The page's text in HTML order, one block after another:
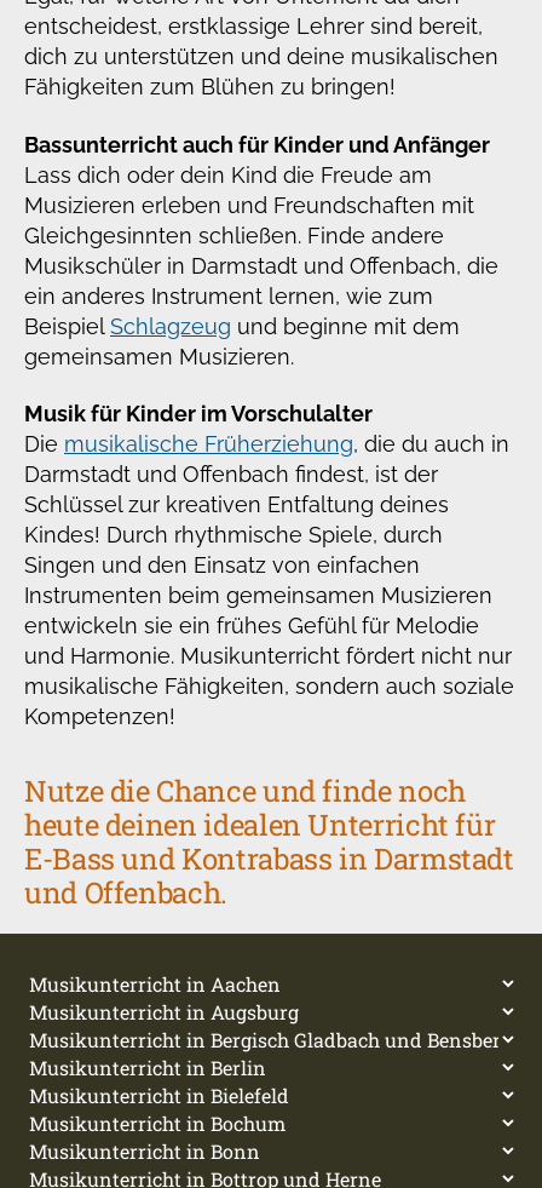
entscheidest, erstklassige Lehrer sind bereit,
dich zu unterstützen und deine musikalischen
Fähigkeiten zum Blühen zu bringen!
Bassunterricht auch für Kinder und Anfänger
Lass dich oder dein Kind die Freude am
Musizieren erleben und Freundschaften mit
Gleichgesinnten schließen. Finde andere
Musikschüler in Darmstadt und Offenbach, die
ein anderes Instrument lernen, wie zum
BeispielSchlagzeug und beginne mit dem
gemeinsamen Musizieren.
Musik für Kinder im Vorschulalter
Die musikalische Früherziehung, die du auch in
Darmstadt und Offenbach findest, ist der
Schlüssel zur kreativen Entfaltung deines
Kindes! Durch rhythmische Spiele, durch
Singen und den Einsatz von einfachen
Instrumenten beim gemeinsamen Musizieren
entwickeln sie ein frühes Gefühl für Melodie
und Harmonie. Musikunterricht fördert nicht nur
musikalische Fähigkeiten, sondern auch soziale
Kompetenzen!
Nutze die Chance und finde noch
heute deinen idealen Unterricht für
E-Bass und Kontrabass in Darmstadt
und Offenbach.